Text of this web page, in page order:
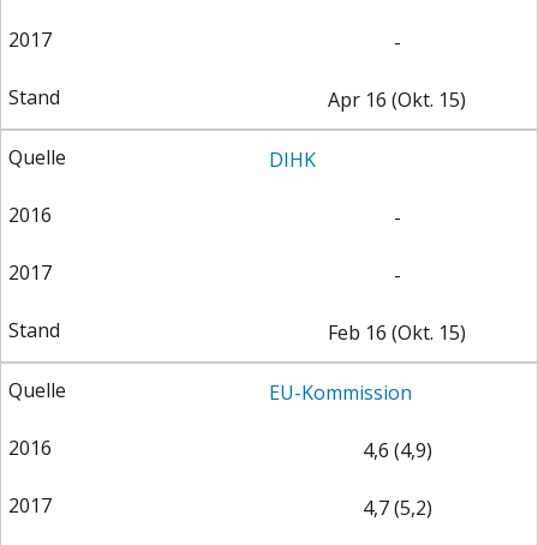
-
Apr 16 (Okt. 15)
DIHK
-
-
Feb 16 (Okt. 15)
EU-Kommission
4,6 (4,9)
4,7 (5,2)